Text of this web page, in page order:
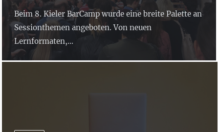
Beim 8. Kieler BarCamp wurde eine breite Palette an
Sessionthemen angeboten. Von neuen
Lernformaten,...